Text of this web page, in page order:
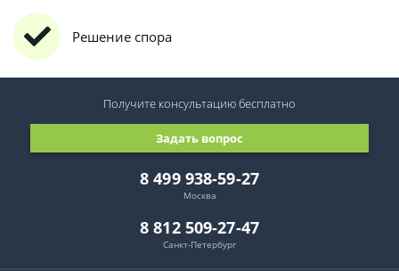
Решение спора
8 499 938-59-27
Москва
8 812 509-27-47
Санкт-Петербург
Задать вопрос
Получите консультациюбесплатно